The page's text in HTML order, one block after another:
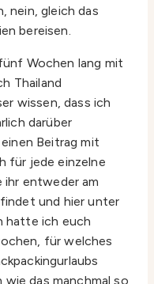
nein, gleich das
bereisen.
Wochen lang mit
Thailand
wissen, dass ich
darüber
Beitrag mit
für jede einzelne
ihr entweder am
und hier unter
hatte ich euch
für welches
das manchmal so